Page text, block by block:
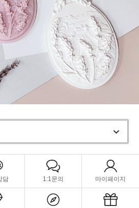
담 1:1문의 마이페이지